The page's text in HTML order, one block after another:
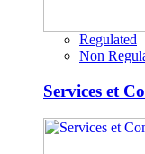
Regulated
Non
Services et